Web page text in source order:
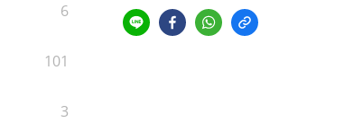
6
101
3